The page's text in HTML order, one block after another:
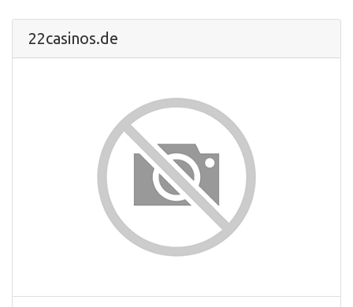
22casinos.de